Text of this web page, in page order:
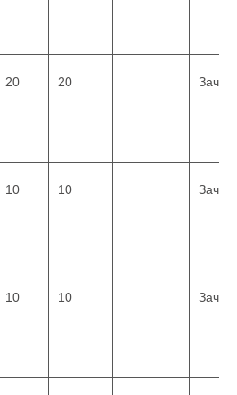
20 20 Зачет
10 10 Зачет
10 10 Зачет